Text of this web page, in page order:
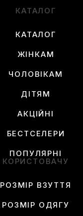
КАТАЛОГ
КАТАЛОГ
ЖІНКАМ
ЧОЛОВІКАМ
ДІТЯМ
АКЦІЙНІ
БЕСТСЕЛЕРИ
ПОПУЛЯРНІ
КОРИСТОВАЧУ
РОЗМІР ВЗУТТЯ
РОЗМІР ОДЯГУ